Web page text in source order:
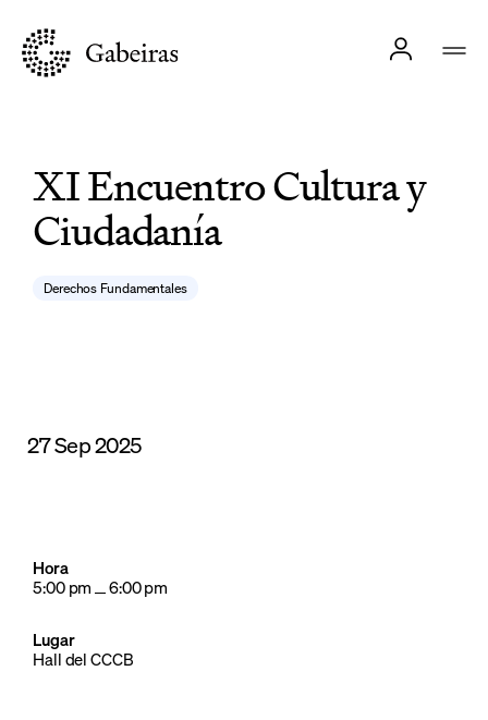
XI Encuentro Cultura y
Ciudadanía
Derechos Fundamentales
27 Sep 2025
Hora
5:00 pm
6:00 pm
Lugar
Hall del CCCB